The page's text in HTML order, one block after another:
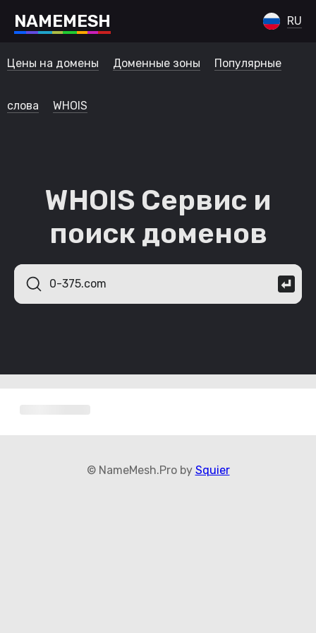
NAMEMESH RU
Цены на домены Доменные зоны Популярные
слова WHOIS
WHOIS Сервис и
поиск доменов
© NameMesh.Pro by Squier